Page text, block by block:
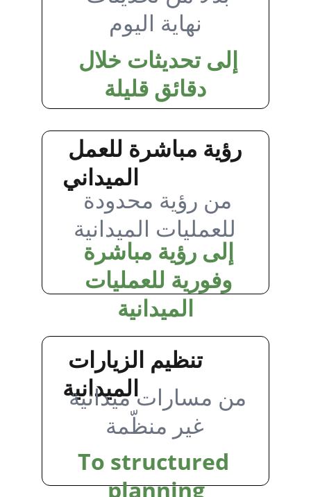
رؤية مباشرة للعمل
الميداني
تنظيم الزيارات
الميدانية
نهاية اليوم
إلى تحديثات خلال
دقائق قليلة
من رؤية محدودة
للعمليات الميدانية
إلى رؤية مباشرة
وفورية للعمليات
الميدانية
من مسارات ميدانية
غير منظّمة
To structured
planning